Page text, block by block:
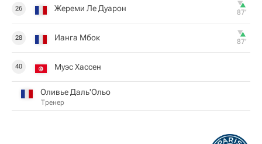
26 Жереми Ле Дуарон 87‎’‎
28 Ианга Мбок 87‎’‎
40 Муэс Хассен
Оливье Даль'Ольо
Тренер